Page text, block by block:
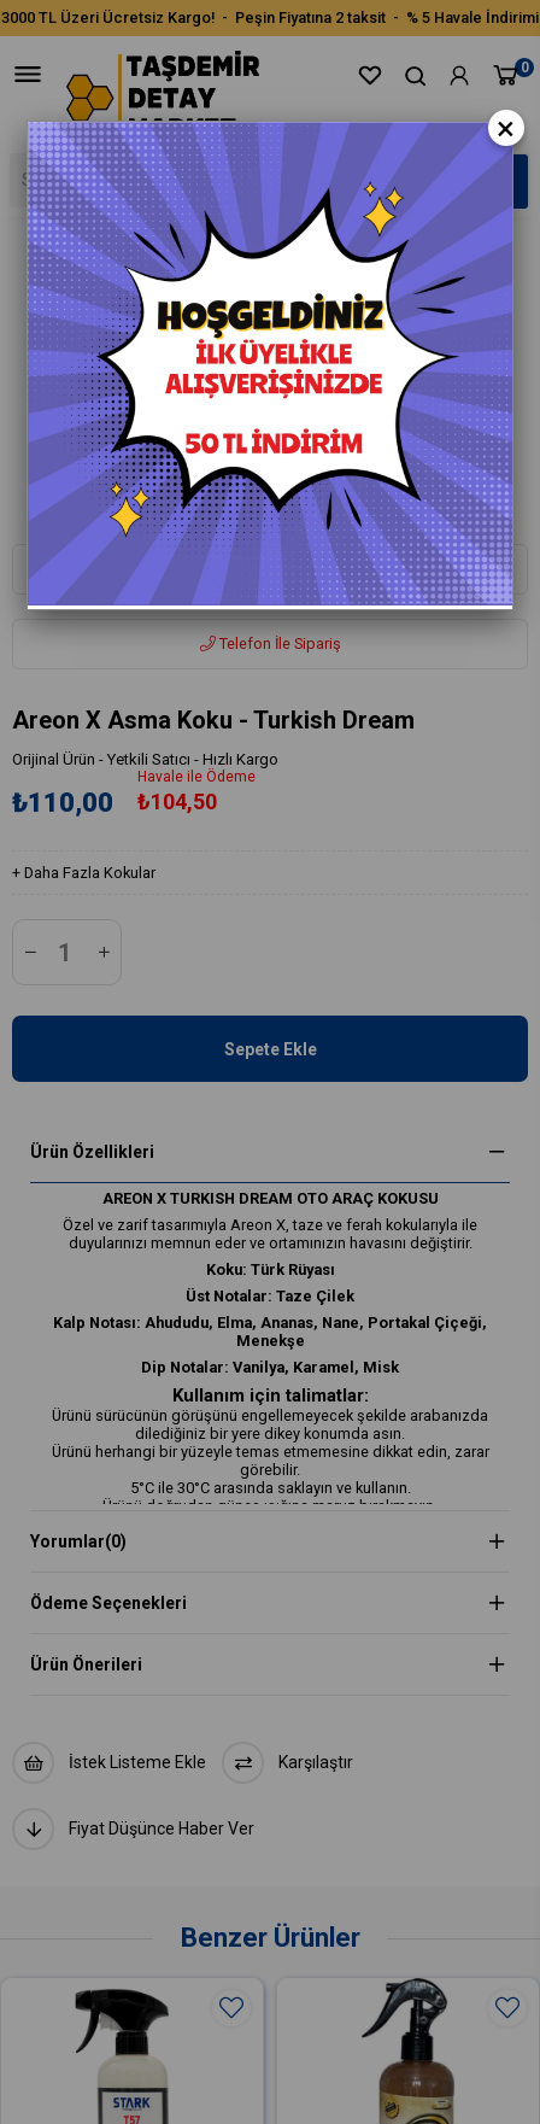
3000 TL Üzeri Ücretsiz Kargo! - Peşin Fiyatına 2 taksit - % 5 Havale İndirimi
0
Whatsapp ile Sipariş
Telefon İle Sipariş
Areon X Asma Koku - Turkish Dream
Orijinal Ürün - Yetkili Satıcı - Hızlı Kargo
₺110,00
Havale ile Ödeme
₺104,50
+ Daha Fazla Kokular
Ürün Özellikleri
AREON X TURKISH DREAM OTO ARAÇ KOKUSU
Özel ve zarif tasarımıyla Areon X, taze ve ferah kokularıyla ile
duyularınızı memnun eder ve ortamınızın havasını değiştirir.
Koku: Türk Rüyası
Üst Notalar: Taze Çilek
Kalp Notası: Ahududu, Elma, Ananas, Nane, Portakal Çiçeği,
Menekşe
Dip Notalar: Vanilya, Karamel, Misk
Kullanım için talimatlar:
Ürünü sürücünün görüşünü engellemeyecek şekilde arabanızda
dilediğiniz bir yere dikey konumda asın.
Ürünü herhangi bir yüzeyle temas etmemesine dikkat edin, zarar
görebilir.
5°C ile 30°C arasında saklayın ve kullanın.
Ürünü doğrudan güneş ışığına maruz bırakmayın.
Yorumlar(0)
Ödeme Seçenekleri
Ürün Önerileri
İstek Listeme Ekle Karşılaştır
Fiyat Düşünce Haber Ver
Benzer Ürünler
×